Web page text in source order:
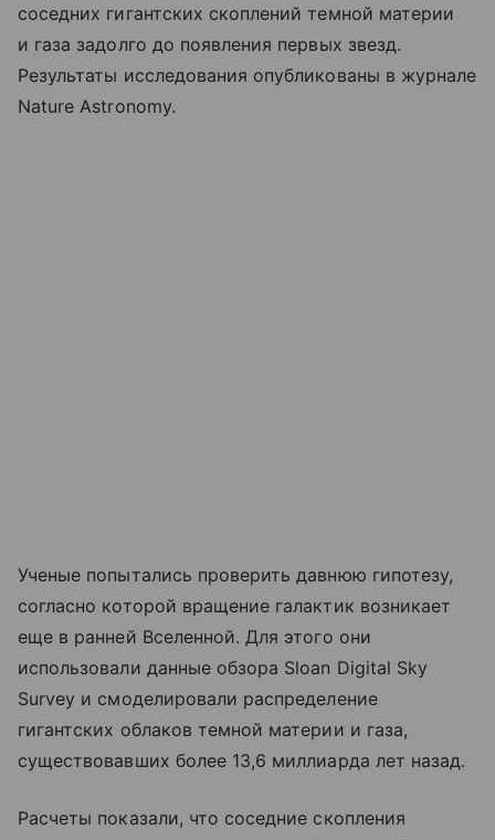
соседних гигантских скоплений темной материи
и газа задолго до появления первых звезд.
Результаты исследования опубликованы в журнале
Nature Astronomy.
Ученые попытались проверить давнюю гипотезу,
согласно которой вращение галактик возникает
еще в ранней Вселенной. Для этого они
использовали данные обзора Sloan Digital Sky
Survey и смоделировали распределение
гигантских облаков темной материи и газа,
существовавших более 13,6 миллиарда лет назад.
Расчеты показали, что соседние скопления